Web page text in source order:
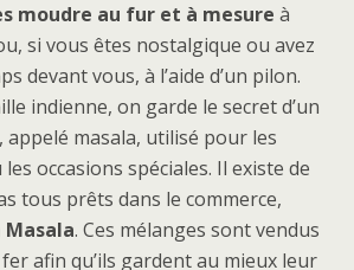
moudre au fur et à mesure à
si vous êtes nostalgique ou avez
devant vous, à l’aide d’un pilon.
indienne, on garde le secret d’un
appelé masala, utilisé pour les
occasions spéciales. Il existe de
tous prêts dans le commerce,
Masala. Ces mélanges sont vendus
afin qu’ils gardent au mieux leur